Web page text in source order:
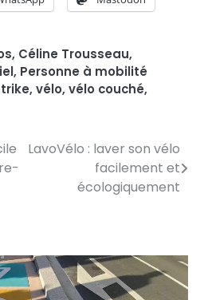
, Céline Trousseau,
, Personne à mobilité
trike, vélo, vélo couché,
LavoVélo : laver son vélo
facilement et
écologiquement